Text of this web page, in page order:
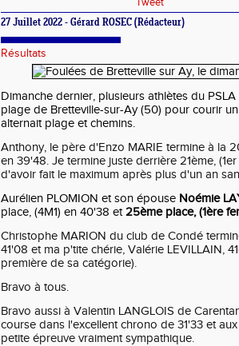
27 Juillet 2022 - Gérard ROSEC (Rédacteur)
Résultats
Dimanche dernier, plusieurs athlètes du
plage de Bretteville-sur-Ay (50) pour courir
alternait plage et chemins.
Anthony, le père d'Enzo MARIE termine à la
en 39'48. Je termine juste derrière 21ème,
d'avoir fait le maximum après plus d'un an
Aurélien PLOMION et son épouse Noémie
place, (4M1) en 40'38 et 25ème place, (1ère
Christophe MARION du club de Condé
41'08 et ma p'tite chérie, Valérie LEVILLAIN,
première de sa catégorie).
Bravo à tous.
Bravo aussi à Valentin LANGLOIS de
course dans l'excellent chrono de 31'33 et
petite épreuve vraiment sympathique.